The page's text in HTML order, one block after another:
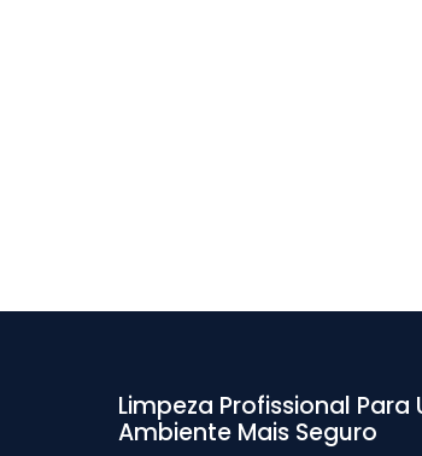
Limpeza Profissional Para
Ambiente Mais Seguro